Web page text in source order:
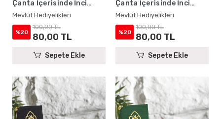
Çanta İçerisinde İnci
Tesbihli Saks Mavisi
Renkli Şantuk Yasin
Kitabı Seti - Mevlüt
Hediyelikleri
Mevlüt Hediyelikleri
%20
100,00 TL
80,00 TL
Sepete Ekle
Çanta İçerisinde İnci
Tesbihli Pembe Renkli
Şantuk Yasin Kitabı Seti -
Mevlüt Hediyelikleri
Mevlüt Hediyelikleri
%20
100,00 TL
80,00 TL
Sepete Ekle